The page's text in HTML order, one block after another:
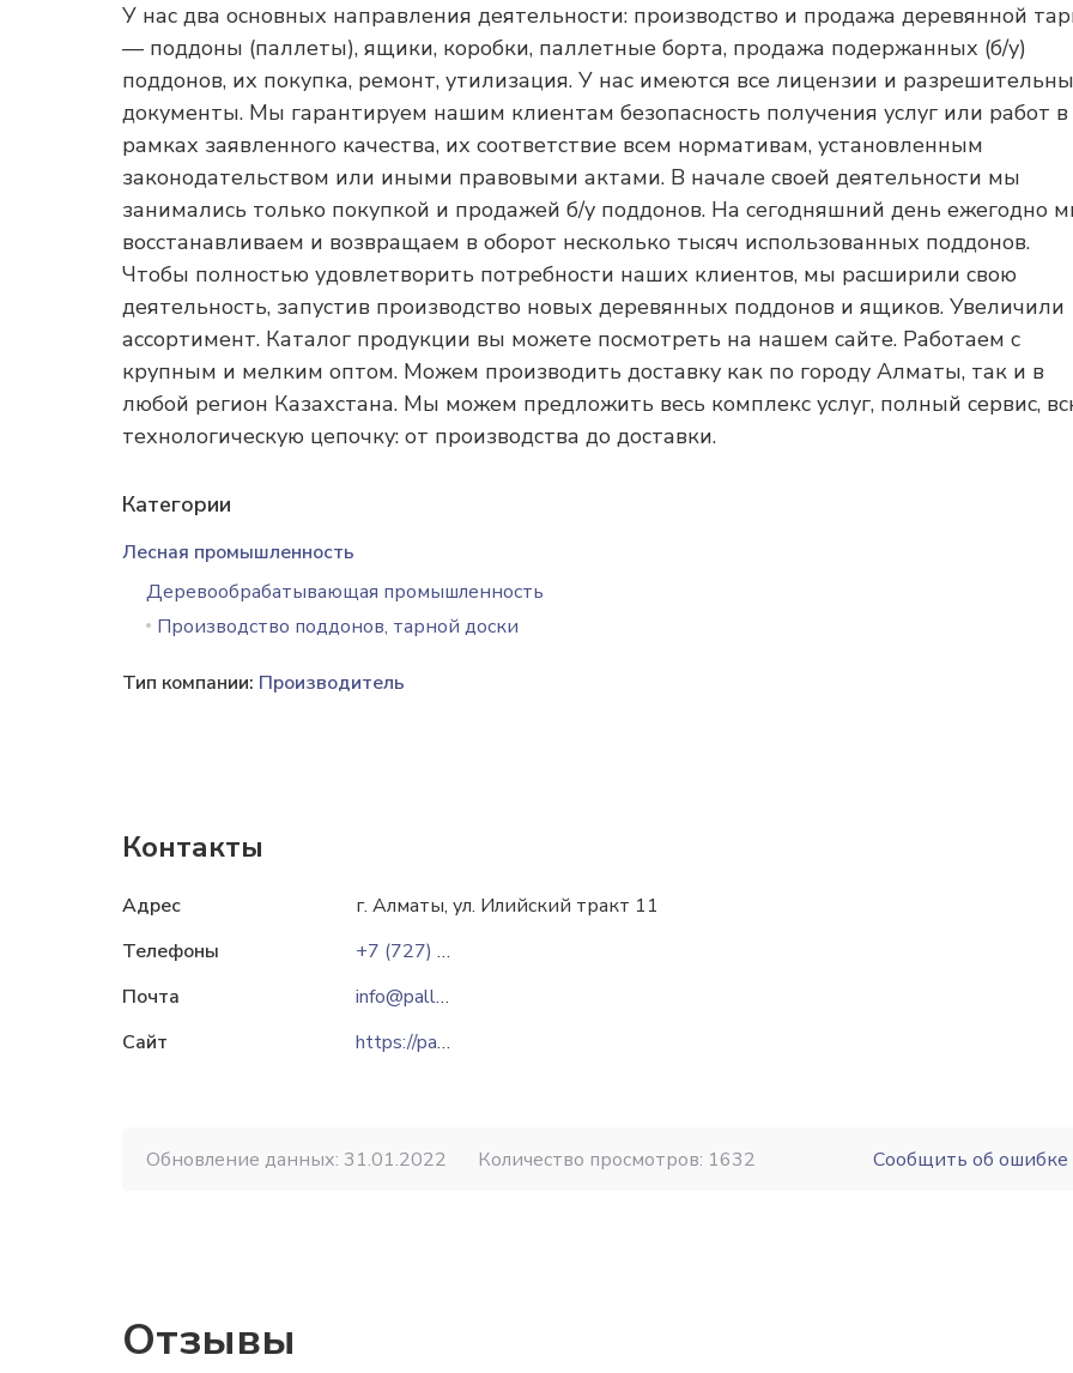
У нас два основных направления деятельности: производство и продажа деревянной
— поддоны (паллеты), ящики, коробки, паллетные борта, продажа подержанных (б/у)
поддонов, их покупка, ремонт, утилизация. У нас имеются все лицензии и
документы. Мы гарантируем нашим клиентам безопасность получения услуг или работ в
рамках заявленного качества, их соответствие всем нормативам, установленным
законодательством или иными правовыми актами. В начале своей деятельности мы
занимались только покупкой и продажей б/у поддонов. На сегодняшний день ежегодно
восстанавливаем и возвращаем в оборот несколько тысяч использованных поддонов.
Чтобы полностью удовлетворить потребности наших клиентов, мы расширили свою
деятельность, запустив производство новых деревянных поддонов и ящиков. Увеличили
ассортимент. Каталог продукции вы можете посмотреть на нашем сайте. Работаем с
крупным и мелким оптом. Можем производить доставку как по городу Алматы, так и в
любой регион Казахстана. Мы можем предложить весь комплекс услуг, полный сервис,
технологическую цепочку: от производства до доставки.
Категории
Лесная промышленность
Деревообрабатывающая промышленность
Производство поддонов, тарной доски
Тип компании: Производитель
Контакты
Адрес
г. Алматы, ул. Илийский тракт 11
Телефоны
+7 (727) 327 87 27
Почта
info@pallety.kz
Сайт
https://pallety.kz
Обновление данных: 31.01.2022 Количество просмотров: 1632 Сообщить об ошибке
Отзывы